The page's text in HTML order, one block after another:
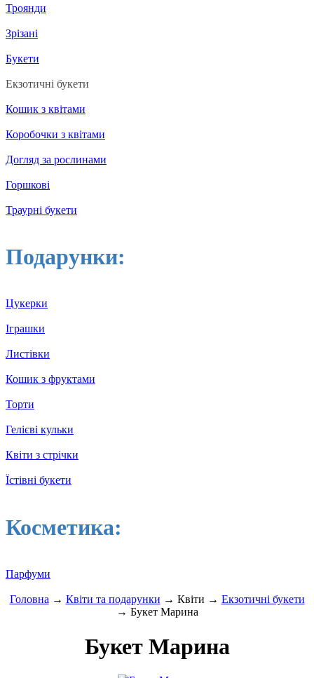
Троянди
Зрізані
Букети
Екзотичні букети
Кошик з квітами
Коробочки з квітами
Догляд за рослинами
Горшкові
Траурні букети
Подарунки:
Цукерки
Іграшки
Листівки
Кошик з фруктами
Торти
Гелієві кульки
Квіти з стрічки
Їстівні букети
Косметика:
Парфуми
Головна → Квіти та подарунки → Квіти → Екзотичні букети
→ Букет Марина
Букет Марина